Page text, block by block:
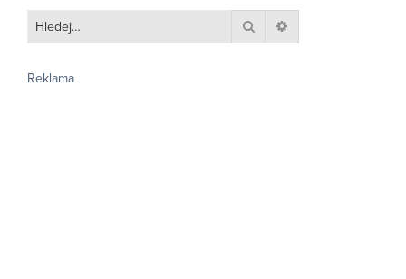
Hledat
Reklama